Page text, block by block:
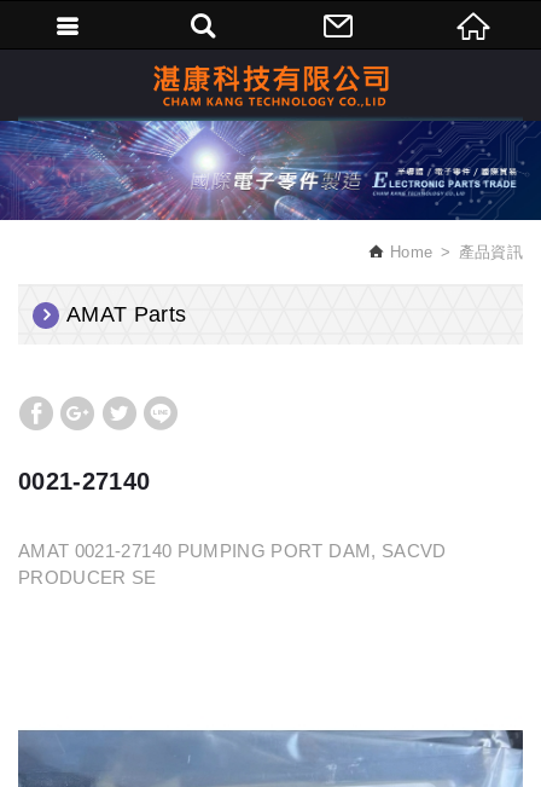
Home 產品資訊
AMAT Parts
0021-27140
AMAT 0021-27140 PUMPING PORT DAM, SACVD
PRODUCER SE
繁體中文